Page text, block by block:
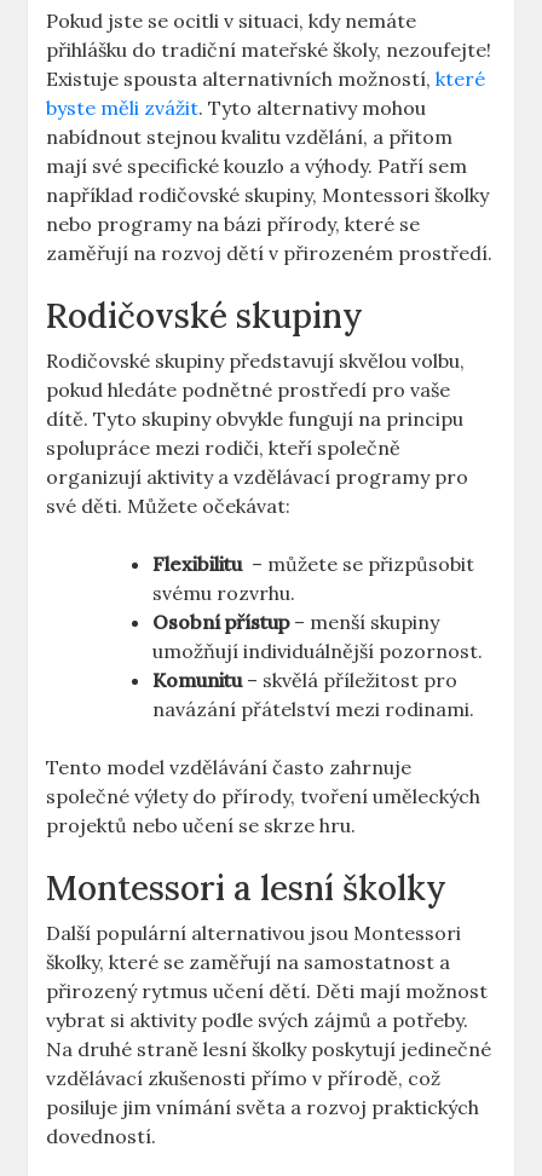
Pokud jste se ocitli v‍ situaci, kdy nemáte
⁤přihlášku‍ do tradiční mateřské⁤ školy,⁤ nezoufejte!
Existuje spousta alternativních možností,které
byste‌ měli zvážit. Tyto alternativy mohou⁢
nabídnout stejnou kvalitu vzdělání, ⁣a přitom
mají ​své specifické kouzlo⁢ a výhody. Patří ​sem
například rodičovské skupiny, ​Montessori školky
nebo programy na bázi přírody, které se
zaměřují na rozvoj‌ dětí v přirozeném prostředí.
Rodičovské skupiny
Rodičovské skupiny představují skvělou volbu,
pokud hledáte podnětné prostředí pro vaše
dítě.⁤ Tyto ‌skupiny obvykle fungují na principu
spolupráce mezi rodiči, kteří společně
organizují aktivity a vzdělávací programy pro
své‌ děti. Můžete očekávat:
Flexibilitu⁢ – můžete se přizpůsobit
svému rozvrhu.
Osobní přístup– menší skupiny
umožňují ⁤individuálnější pozornost.
Komunitu– skvělá příležitost pro
navázání přátelství mezi rodinami.
Tento model ‌vzdělávání často zahrnuje
⁣společné ​výlety do přírody, tvoření ‍uměleckých
projektů ‍nebo učení se skrze hru.
Montessori a lesní školky
Další populární alternativou jsou Montessori ​
školky,⁣ které se ⁤zaměřují na samostatnost a
přirozený rytmus učení dětí. Děti ⁢mají možnost
vybrat⁤ si aktivity ⁢podle svých‍ zájmů a potřeby.⁤
Na druhé straně​ lesní školky poskytují jedinečné
vzdělávací zkušenosti přímo v⁤ přírodě, což
posiluje ⁣jim‌ vnímání světa⁣ a rozvoj praktických
dovedností.